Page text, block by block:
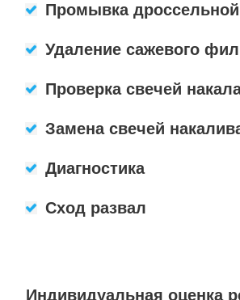
Промывка дроссельной
Удаление сажевого
Проверка свечей
Замена свечей
Диагностика
Сход развал
Индивидуальная оценка